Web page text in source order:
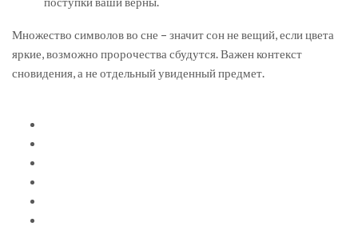
Множество символов во сне – значит сон не вещий, если цвета
яркие, возможно пророчества сбудутся. Важен контекст
сновидения, а не отдельный увиденный предмет.